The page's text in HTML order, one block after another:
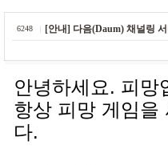
6248 [안내] 다음(Daum) 채널링
안녕하세요. 피망
항상 피망 게임을
다.